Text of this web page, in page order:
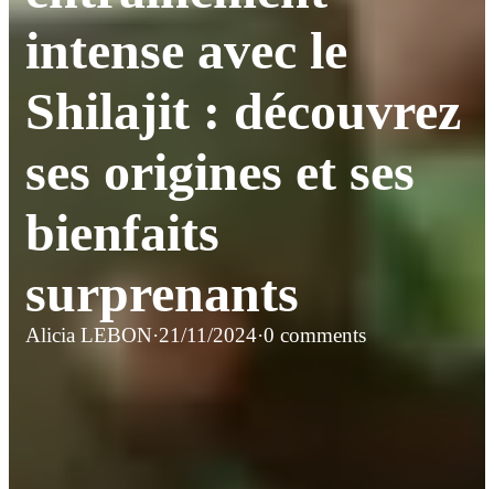
intense avec le
Shilajit : découvrez
ses origines et ses
bienfaits
surprenants
Alicia LEBON·21/11/2024·0 comments